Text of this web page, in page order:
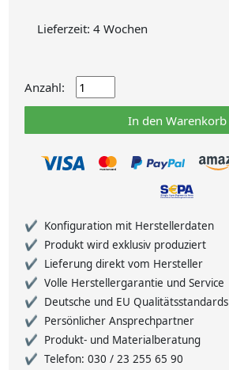
Lieferzeit: 4 Wochen
Anzahl:
In den Warenkorb
Konfiguration mit Herstellerdaten
Produkt wird exklusiv produziert
Lieferung direkt vom Hersteller
Volle Herstellergarantie und Service
Deutsche und EU Qualitätsstandards
Persönlicher Ansprechpartner
Produkt- und Materialberatung
Telefon: 030 / 23 255 65 90